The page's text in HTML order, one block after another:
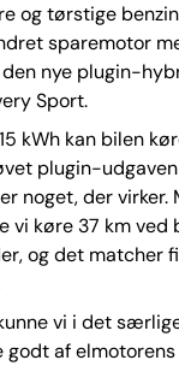
og tørstige
sparemotor
den nye plugin-
Sport.
kWh kan bilen
plugin-
noget, der
vi køre 37 km ved
og det matcher
vi i det
af elmotorens